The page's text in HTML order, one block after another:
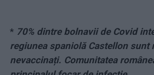
* 70% dintre bolnavii de Covid
regiunea spaniolă Castellon sunt
nevaccinați. Comunitatea